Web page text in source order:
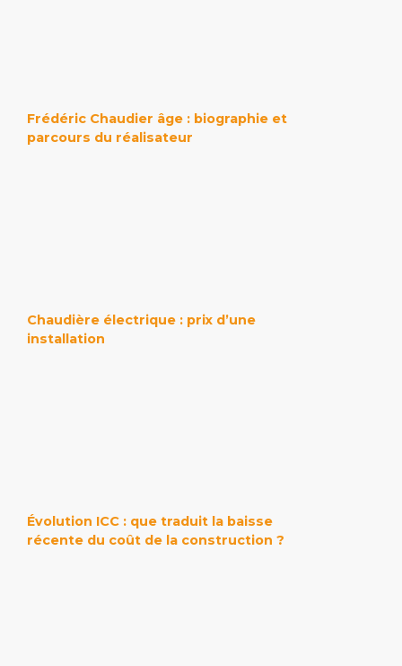
Frédéric Chaudier âge : biographie et
parcours du réalisateur
Chaudière électrique : prix d’une
installation
Évolution ICC : que traduit la baisse
récente du coût de la construction ?